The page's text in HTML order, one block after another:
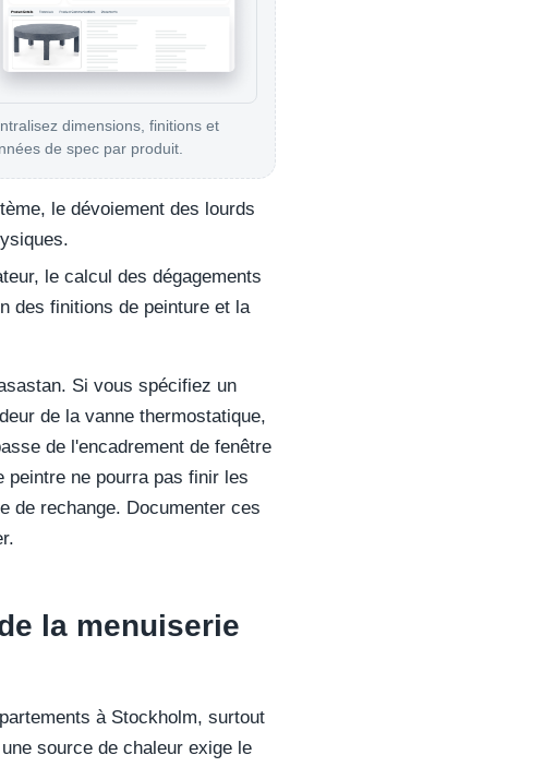
dimensions, finitions et
de spec par produit.
le dévoiement des lourds
le calcul des dégagements
des finitions de peinture et la
Si vous spécifiez un
de la vanne thermostatique,
de l'encadrement de fenêtre
peintre ne pourra pas finir les
de rechange. Documenter ces
la menuiserie
à Stockholm, surtout
source de chaleur exige le